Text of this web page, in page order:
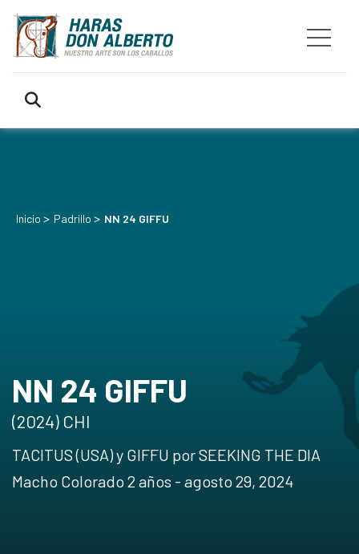
Inicio > Padrillo > NN 24 GIFFU
NN 24 GIFFU
(2024) CHI
TACITUS (USA) y GIFFU por SEEKING THE DIA
Macho Colorado 2 años - agosto 29, 2024